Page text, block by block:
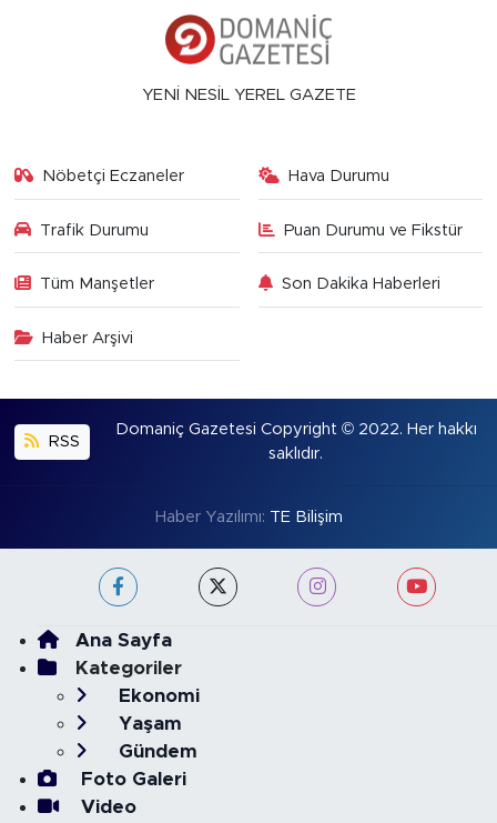
YENİ NESİL YEREL GAZETE
Nöbetçi Eczaneler Hava Durumu
Trafik Durumu Puan Durumu ve Fikstür
Tüm Manşetler Son Dakika Haberleri
Haber Arşivi
RSS
Domaniç Gazetesi Copyright © 2022. Her hakkı
saklıdır.
Haber Yazılımı: TE Bilişim
Ana Sayfa
Kategoriler
Ekonomi
Yaşam
Gündem
Foto Galeri
Video